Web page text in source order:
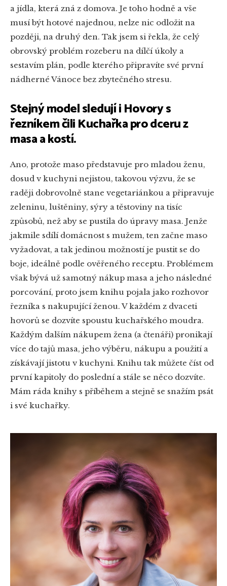
a jídla, která zná z domova. Je toho hodně a vše
musí být hotové najednou, nelze nic odložit na
později, na druhý den. Tak jsem si řekla, že celý
obrovský problém rozeberu na dílčí úkoly a
sestavím plán, podle kterého připravíte své první
nádherné Vánoce bez zbytečného stresu.
Stejný model sledují i Hovory s
řezníkem čili Kuchařka pro dceru z
masa a kostí.
Ano, protože maso představuje pro mladou ženu,
dosud v kuchyni nejistou, takovou výzvu, že se
raději dobrovolně stane vegetariánkou a připravuje
zeleninu, luštěniny, sýry a těstoviny na tisíc
způsobů, než aby se pustila do úpravy masa. Jenže
jakmile sdílí domácnost s mužem, ten začne maso
vyžadovat, a tak jedinou možností je pustit se do
boje, ideálně podle ověřeného receptu. Problémem
však bývá už samotný nákup masa a jeho následné
porcování, proto jsem knihu pojala jako rozhovor
řezníka s nakupující ženou. V každém z dvaceti
hovorů se dozvíte spoustu kuchařského moudra.
Každým dalším nákupem žena (a čtenáři) pronikají
více do tajů masa, jeho výběru, nákupu a použití a
získávají jistotu v kuchyni. Knihu tak můžete číst od
první kapitoly do poslední a stále se něco dozvíte.
Mám ráda knihy s příběhem a stejně se snažím psát
i své kuchařky.